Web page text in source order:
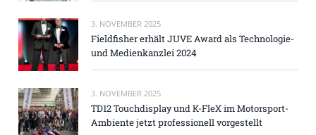
3. NOVEMBER 2025
Fieldfisher erhält JUVE Award als Technologie-
und Medienkanzlei 2024
3. NOVEMBER 2025
TD12 Touchdisplay und K-FleX im Motorsport-
Ambiente jetzt professionell vorgestellt